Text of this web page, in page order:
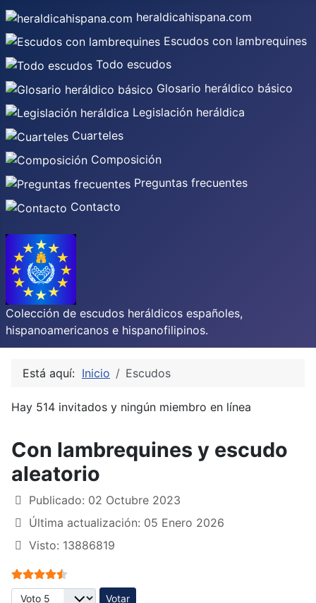
heraldicahispana.com
Escudos con lambrequines
Todo escudos
Glosario heráldico básico
Legislación heráldica
Cuarteles
Composición
Preguntas frecuentes
Contacto
Colección de escudos heráldicos españoles,
hispanoamericanos e hispanofilipinos.
Está aquí: Inicio Escudos
Hay 514 invitados y ningún miembro en línea
Con lambrequines y escudo
aleatorio
Publicado: 02 Octubre 2023
Última actualización: 05 Enero 2026
Visto: 13886819
Ratio:4.5/
Por favor, vote